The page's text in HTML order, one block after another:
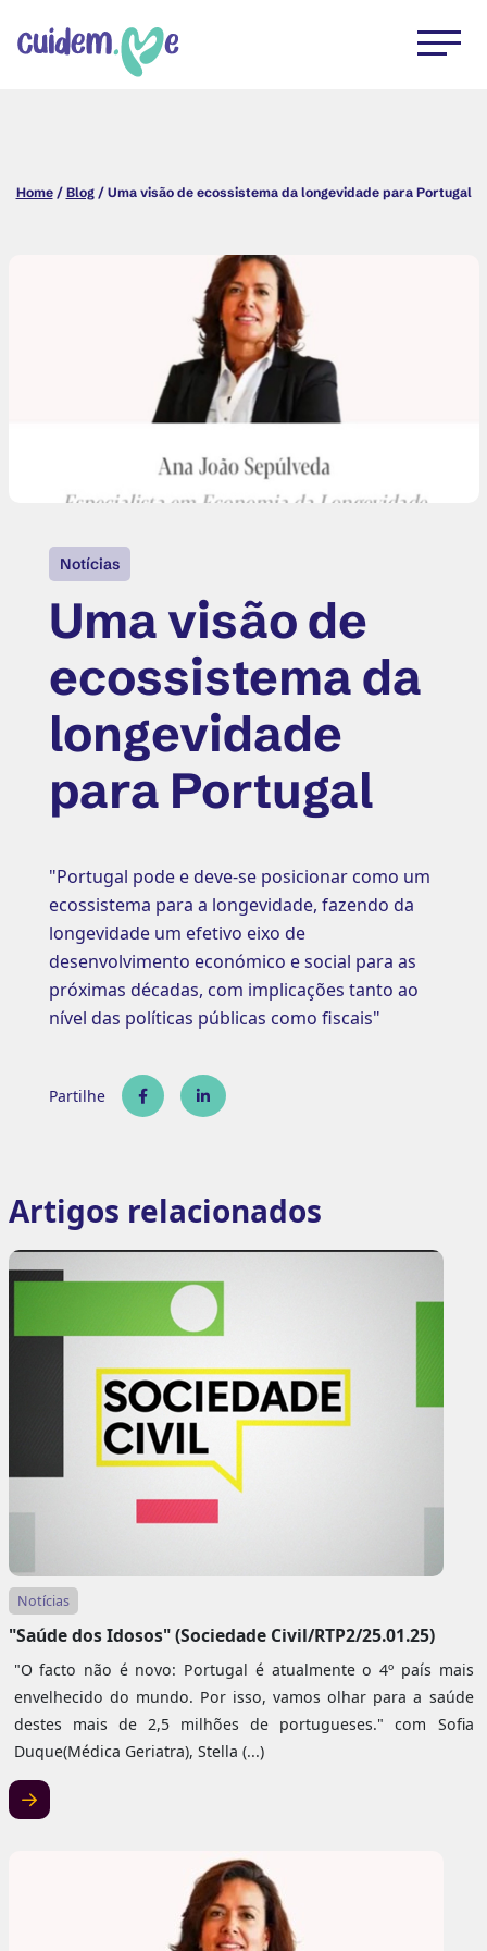
Home/ Blog/ Uma visão de ecossistema da longevidade para Portugal
Notícias
Uma visão de
ecossistema da
longevidade
para Portugal
"Portugal pode e deve-se posicionar como um
ecossistema para a longevidade, fazendo da
longevidade um efetivo eixo de
desenvolvimento económico e social para as
próximas décadas, com implicações tanto ao
nível das políticas públicas como fiscais"
Partilhe
Artigos relacionados
Notícias
"Saúde dos Idosos" (Sociedade Civil/RTP2/25.01.25)
"O facto não é novo: Portugal é atualmente o 4º país mais
envelhecido do mundo. Por isso, vamos olhar para a saúde
destes mais de 2,5 milhões de portugueses." com Sofia
Duque(Médica Geriatra), Stella (...)